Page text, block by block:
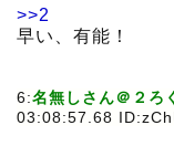
>>2
早い、有能！
6:名無しさん＠２ろ
03:08:57.68